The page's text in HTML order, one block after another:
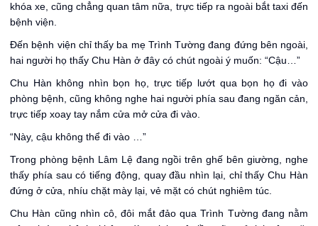
khóa xe, cũng chẳng quan tâm nữa, trực tiếp ra ngoài bắt taxi đến
bệnh viện.
Đến bệnh viện chỉ thấy ba mẹ Trình Tường đang đứng bên ngoài,
hai người họ thấy Chu Hàn ở đây có chút ngoài ý muốn: “Cậu…”
Chu Hàn không nhìn bọn họ, trực tiếp lướt qua bọn họ đi vào
phòng bệnh, cũng không nghe hai người phía sau đang ngăn cản,
trực tiếp xoay tay nắm cửa mở cửa đi vào.
“Này, cậu không thể đi vào …”
Trong phòng bệnh Lâm Lệ đang ngồi trên ghế bên giường, nghe
thấy phía sau có tiếng động, quay đầu nhìn lại, chỉ thấy Chu Hàn
đứng ở cửa, nhíu chặt mày lại, vẻ mặt có chút nghiêm túc.
Chu Hàn cũng nhìn cô, đôi mắt đảo qua Trình Tường đang nằm